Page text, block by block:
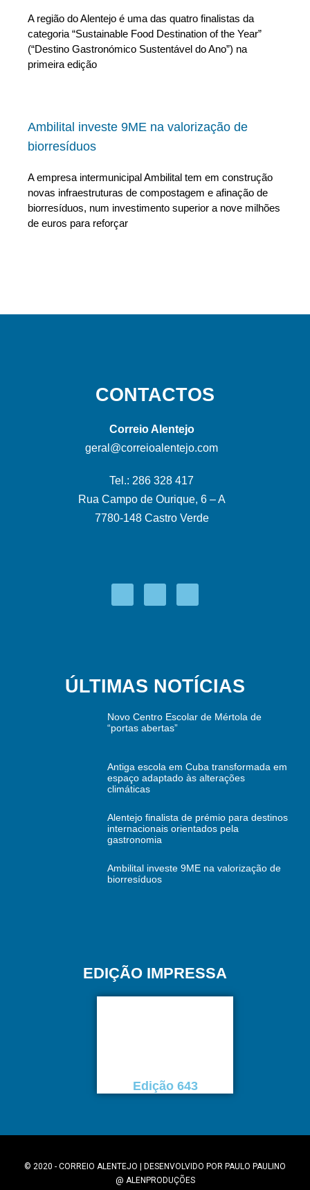
A região do Alentejo é uma das quatro finalistas da
categoria “Sustainable Food Destination of the Year”
(“Destino Gastronómico Sustentável do Ano”) na
primeira edição
Ambilital investe 9ME na valorização de
biorresíduos
A empresa intermunicipal Ambilital tem em construção
novas infraestruturas de compostagem e afinação de
biorresíduos, num investimento superior a nove milhões
de euros para reforçar
CONTACTOS
Correio Alentejo
geral@correioalentejo.com
Tel.: 286 328 417
Rua Campo de Ourique, 6 – A
7780-148 Castro Verde
ÚLTIMAS NOTÍCIAS
Novo Centro Escolar de Mértola de
“portas abertas”
Antiga escola em Cuba transformada em
espaço adaptado às alterações
climáticas
Alentejo finalista de prémio para destinos
internacionais orientados pela
gastronomia
Ambilital investe 9ME na valorização de
biorresíduos
EDIÇÃO IMPRESSA
Edição 643
© 2020 - CORREIO ALENTEJO | DESENVOLVIDO POR PAULO PAULINO
@ ALENPRODUÇÕES